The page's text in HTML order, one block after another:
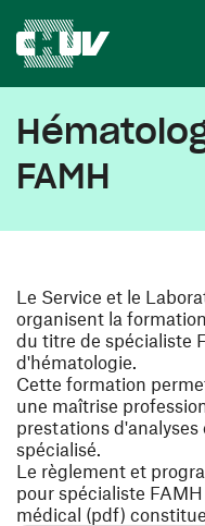
FAMH
Le Service et le
organisent la
du titre de spécialiste
d'hématologie.
Cette formation
une maîtrise
prestations
spécialisé.
Le règlement et
pour spécialiste
médical (pdf)